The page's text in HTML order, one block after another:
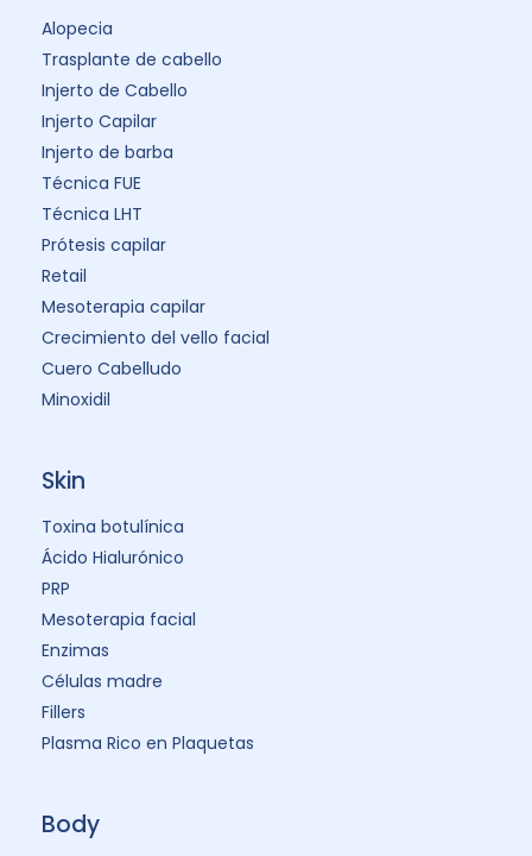
Alopecia
Trasplante de cabello
Injerto de Cabello
Injerto Capilar
Injerto de barba
Técnica FUE
Técnica LHT
Prótesis capilar
Retail
Mesoterapia capilar
Crecimiento del vello facial
Cuero Cabelludo
Minoxidil
Skin
Toxina botulínica
Ácido Hialurónico
PRP
Mesoterapia facial
Enzimas
Células madre
Fillers
Plasma Rico en Plaquetas
Body